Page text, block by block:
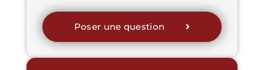
Poser une question